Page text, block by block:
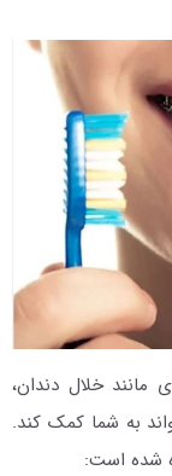
خلال دندان،
به شما کمک کند.
شده است: